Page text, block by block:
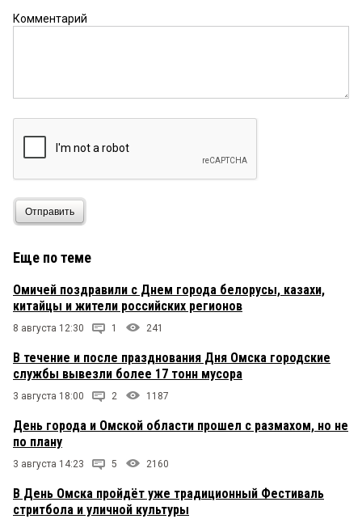
Комментарий
Отправить
Еще по теме
Омичей поздравили с Днем города белорусы, казахи,
китайцы и жители российских регионов
8 августа 12:30 1 241
В течение и после празднования Дня Омска городские
службы вывезли более 17 тонн мусора
3 августа 18:00 2 1187
День города и Омской области прошел с размахом, но не
по плану
3 августа 14:23 5 2160
В День Омска пройдёт уже традиционный Фестиваль
стритбола и уличной культуры